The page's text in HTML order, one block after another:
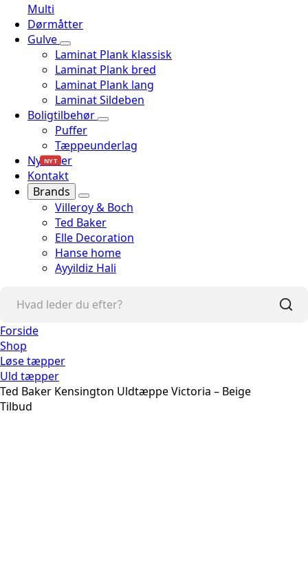
Multi
Dørmåtter
Gulve
Laminat Plank klassisk
Laminat Plank bred
Laminat Plank lang
Laminat Sildeben
Boligtilbehør
Puffer
Tæppeunderlag
Nyheder
NYT
Kontakt
Brands
Villeroy & Boch
Ted Baker
Elle Decoration
Hanse home
Ayyildiz Hali
Forside
Shop
Løse tæpper
Uld tæpper
Ted Baker Kensington Uldtæppe Victoria – Beige
Tilbud